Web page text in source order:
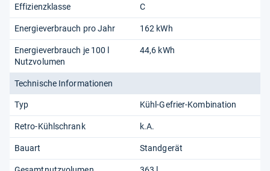
Effizienzklasse C
Energieverbrauch pro Jahr 162 kWh
Energieverbrauch je 100 l
Nutzvolumen
44,6 kWh
Technische Informationen
Typ Kühl-Gefrier-Kombination
Retro-Kühlschrank k.A.
Bauart Standgerät